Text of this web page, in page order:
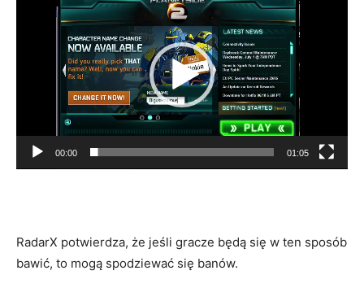
00:00 01:05
RadarX potwierdza, że jeśli gracze będą się w ten sposób
bawić, to mogą spodziewać się banów.